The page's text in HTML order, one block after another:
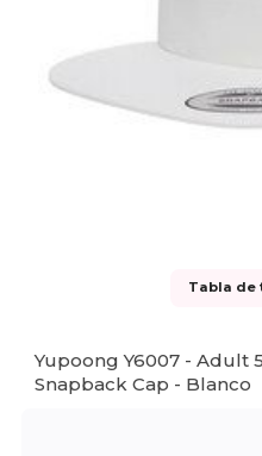
Tabla de
Yupoong Y6007 - Adult
Snapback Cap - Blanco